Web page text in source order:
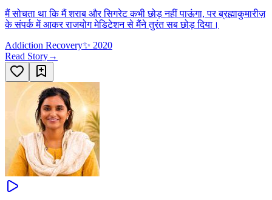
मैं सोचता था कि मैं शराब और सिगरेट कभी छोड़ नहीं पाऊंगा, पर ब्रह्माकुमारीज़
के संपर्क में आकर राजयोग मेडिटेशन से मैंने तुरंत सब छोड़ दिया।
Addiction Recovery✨ 2020
Read Story→